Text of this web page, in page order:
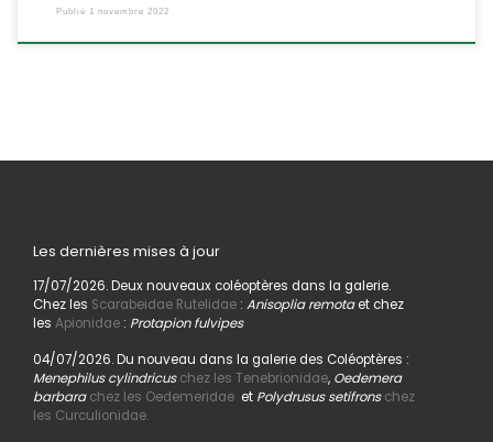
Publié 1 novembre 2022
Les dernières mises à jour
17/07/2026. Deux nouveaux coléoptères dans la galerie.
Chez les Scarabeidae Rutelidae: Anisoplia remotaet chez
les Apionidae: Protapion fulvipes
04/07/2026. Du nouveau dans la galerie des Coléoptères :
Menephilus cylindricus chez les Tenebrionidae,Oedemera
barbara chez les Oedemeridaeet Polydrusus setifrons chez
les Curculionidae.